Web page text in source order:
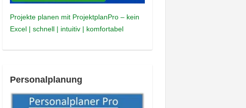
Projekte planen mit ProjektplanPro – kein
Excel | schnell | intuitiv | komfortabel
Personalplanung